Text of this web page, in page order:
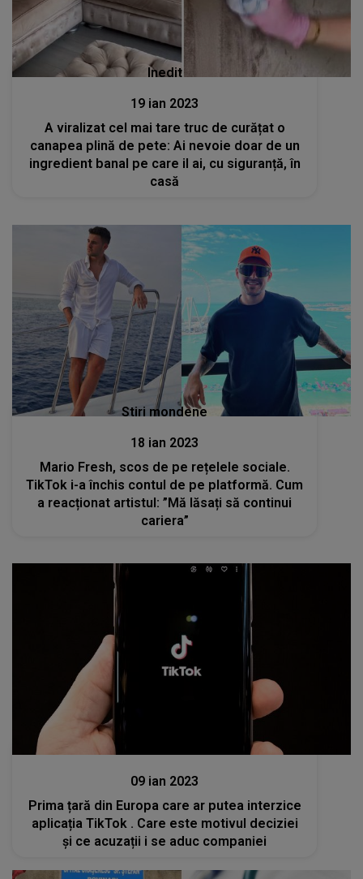
Inedit
19 ian 2023
A viralizat cel mai tare truc de curățat o
canapea plină de pete: Ai nevoie doar de un
ingredient banal pe care il ai, cu siguranță, în
casă
Stiri mondene
18 ian 2023
Mario Fresh, scos de pe rețelele sociale.
TikTok i-a închis contul de pe platformă. Cum
a reacționat artistul: ”Mă lăsați să continui
cariera”
09 ian 2023
Prima țară din Europa care ar putea interzice
aplicația TikTok . Care este motivul deciziei
și ce acuzații i se aduc companiei